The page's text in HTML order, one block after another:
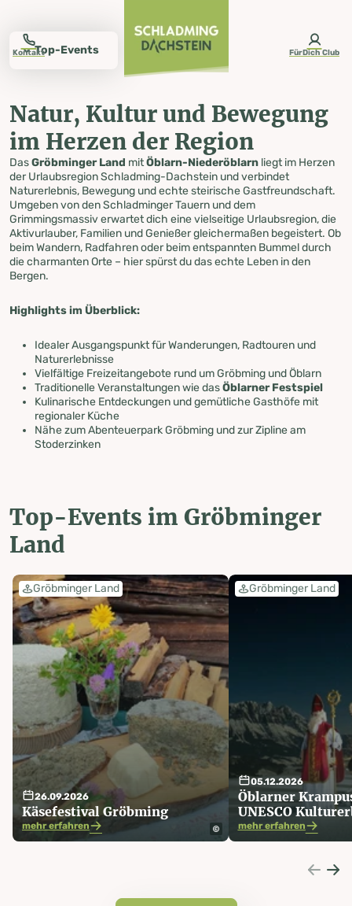
Kontakt FürDich Club
Gröbminger Land
entdecken
Top-Events
Natur, Kultur und Bewegung
im Herzen der Region
DasGröbminger Land mitÖblarn-Niederöblarn liegt im Herzen
der Urlaubsregion Schladming-Dachstein und verbindet
Naturerlebnis, Bewegung und echte steirische Gastfreundschaft.
Umgeben von den Schladminger Tauern und dem
Grimmingsmassiv erwartet dich eine vielseitige Urlaubsregion, die
Aktivurlauber, Familien und Genießer gleichermaßen begeistert. Ob
beim Wandern, Radfahren oder beim entspannten Bummel durch
die charmanten Orte – hier spürst du das echte Leben in den
Bergen.
Highlights im Überblick:
Idealer Ausgangspunkt für Wanderungen, Radtouren und
Naturerlebnisse
Vielfältige Freizeitangebote rund um Gröbming und Öblarn
Traditionelle Veranstaltungen wie dasÖblarner Festspiel
Kulinarische Entdeckungen und gemütliche Gasthöfe mit
regionaler Küche
Nähe zum Abenteuerpark Gröbming und zur Zipline am
Stoderzinken
Top-Events im Gröbminger
Land
Gröbminger Land
26.09.2026
Käsefestival Gröbming
mehr erfahren
Gröbminger Land
05.12.2026
Öblarner
UNESCO
mehr erfahren